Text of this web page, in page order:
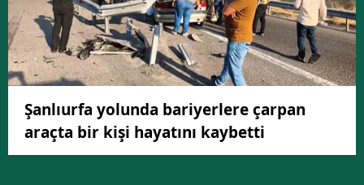
Şanlıurfa yolunda bariyerlere çarpan
araçta bir kişi hayatını kaybetti